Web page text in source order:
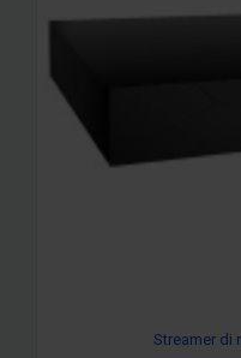
Streamer di